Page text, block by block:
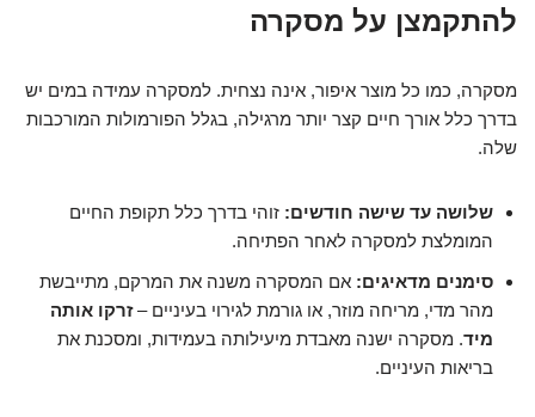
להתקמצן על מסקרה
מסקרה, כמו כל מוצר איפור, אינה נצחית. למסקרה עמידה במים יש
בדרך כלל אורך חיים קצר יותר מרגילה, בגלל הפורמולות המורכבות
שלה.
שלושה עד שישה חודשים: זוהי בדרך כלל תקופת החיים
המומלצת למסקרה לאחר הפתיחה.
סימנים מדאיגים: אם המסקרה משנה את המרקם, מתייבשת
מהר מדי, מריחה מוזר, או גורמת לגירוי בעיניים –זרקו אותה
מיד. מסקרה ישנה מאבדת מיעילותה בעמידות, ומסכנת את
בריאות העיניים.